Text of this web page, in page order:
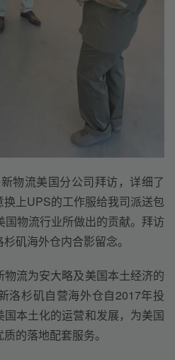
物流美国分公司拜访，详细了
上UPS的工作服给我司派送包
物流行业所做出的贡献。拜访
矶海外仓内合影留念。
流为安大略及美国本土经济的
洛杉矶自营海外仓自2017年投
本土化的运营和发展，为美国
的落地配套服务。